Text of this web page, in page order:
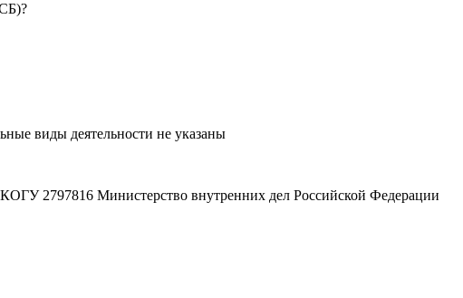
виды деятельности не указаны
2797816 Министерство внутренних дел Российской Федерации